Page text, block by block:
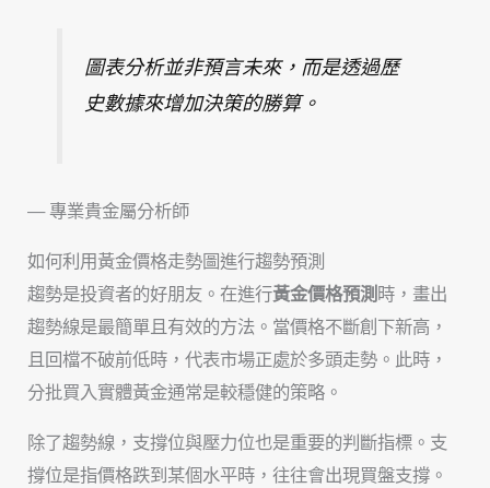
圖表分析並非預言未來，而是透過歷
史數據來增加決策的勝算。
— 專業貴金屬分析師
如何利用黃金價格走勢圖進行趨勢預測
趨勢是投資者的好朋友。在進行黃金價格預測 時，畫出
趨勢線是最簡單且有效的方法。當價格不斷創下新高，
且回檔不破前低時，代表市場正處於多頭走勢。此時，
分批買入實體黃金通常是較穩健的策略。
除了趨勢線，支撐位與壓力位也是重要的判斷指標。支
撐位是指價格跌到某個水平時，往往會出現買盤支撐。